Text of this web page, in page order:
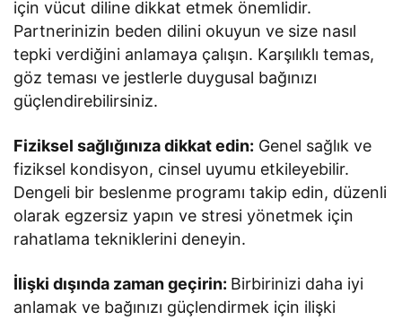
için vücut diline dikkat etmek önemlidir.
Partnerinizin beden dilini okuyun ve size nasıl
tepki verdiğini anlamaya çalışın. Karşılıklı temas,
göz teması ve jestlerle duygusal bağınızı
güçlendirebilirsiniz.
Fiziksel sağlığınıza dikkat edin: Genel sağlık ve
fiziksel kondisyon, cinsel uyumu etkileyebilir.
Dengeli bir beslenme programı takip edin, düzenli
olarak egzersiz yapın ve stresi yönetmek için
rahatlama tekniklerini deneyin.
İlişki dışında zaman geçirin: Birbirinizi daha iyi
anlamak ve bağınızı güçlendirmek için ilişki